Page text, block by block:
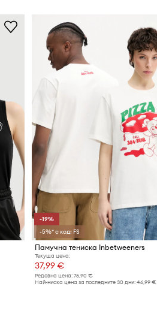
-19%
-5%* с код: FS
Памучна тениска Inbetweeners
Текуща цена:
37,99 €
Редовна цена: 76,90 €
Най-ниска цена за последните 30 дни: 46,99 €